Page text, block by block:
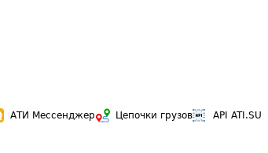
АТИ Мессенджер Цепочки грузов API ATI.SU